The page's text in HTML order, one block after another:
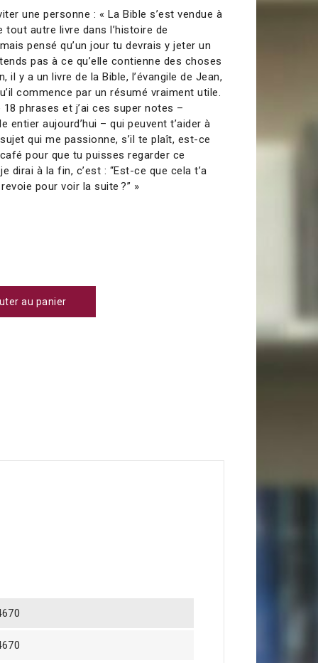
une personne : « La Bible s’est vendue à
tout autre livre dans l’histoire de
pensé qu’un jour tu devrais y jeter un
pas à ce qu’elle contienne des choses
il y a un livre de la Bible, l’évangile de Jean,
commence par un résumé vraiment utile.
phrases et j’ai ces super notes –
entier aujourd’hui – qui peuvent t’aider à
qui me passionne, s’il te plaît, est-ce
pour que tu puisses regarder ce
dirai à la fin, c’est : “Est-ce que cela t’a
pour voir la suite ?” »
au panier